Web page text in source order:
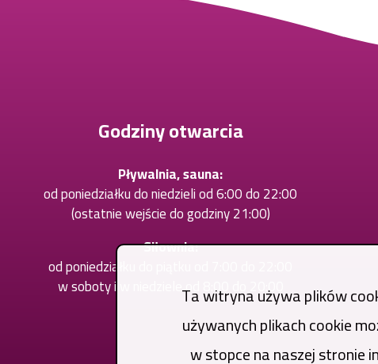
Godziny otwarcia
Pływalnia, sauna:
od poniedziałku do niedzieli od 6:00 do 22:00
(ostatnie wejście do godziny 21:00)
Siłownia:
od poniedziałku do piątku od 7:00 do 22:00
w soboty i w niedziele od 8:00 do 20:00
Ta witryna używa plików
używanych plikach cookie
w stopce na naszej stronie